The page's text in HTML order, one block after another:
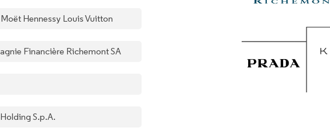
Hennessy Louis Vuitton
Financière Richemont SA
S.p.A.